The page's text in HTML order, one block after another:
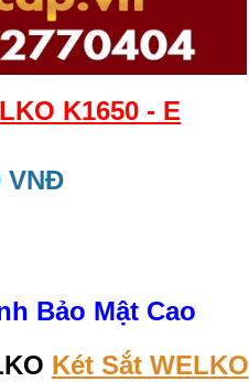
K1650 - E
VNĐ
Bảo Mật Cao
Két Sắt WELKO